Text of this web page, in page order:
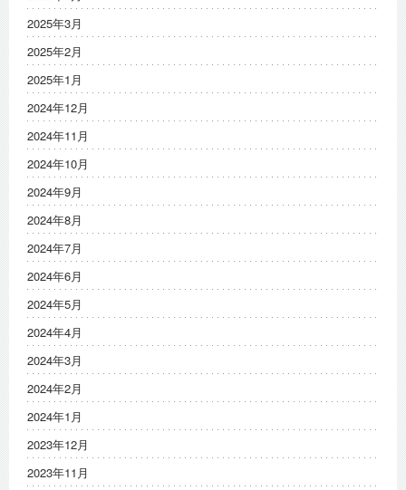
2025年3月
2025年2月
2025年1月
2024年12月
2024年11月
2024年10月
2024年9月
2024年8月
2024年7月
2024年6月
2024年5月
2024年4月
2024年3月
2024年2月
2024年1月
2023年12月
2023年11月